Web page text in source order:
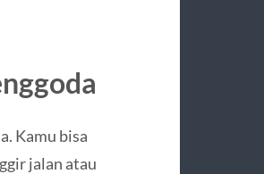
Kamu bisa
jalan atau